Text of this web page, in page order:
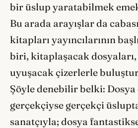
bir üslup yaratabilmek
Bu arada arayışlar da
kitapları yayıncılarının
biri, kitaplaşacak
uyuşacak çizerlerle
Şöyle denebilir belki:
gerçekçiyse gerçekçi
sanatçıyla; dosya